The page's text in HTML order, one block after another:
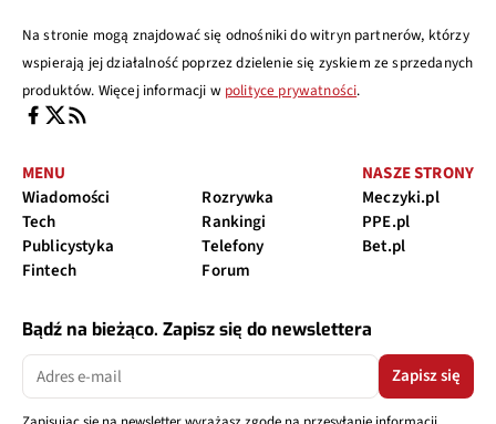
Na stronie mogą znajdować się odnośniki do witryn partnerów, którzy
wspierają jej działalność poprzez dzielenie się zyskiem ze sprzedanych
produktów. Więcej informacji w polityce prywatności.
MENU
Wiadomości
Tech
Publicystyka
Fintech
Rozrywka
Rankingi
Telefony
Forum
NASZE STRONY
Meczyki.pl
PPE.pl
Bet.pl
Bądź na bieżąco. Zapisz się do newslettera
Zapisz się